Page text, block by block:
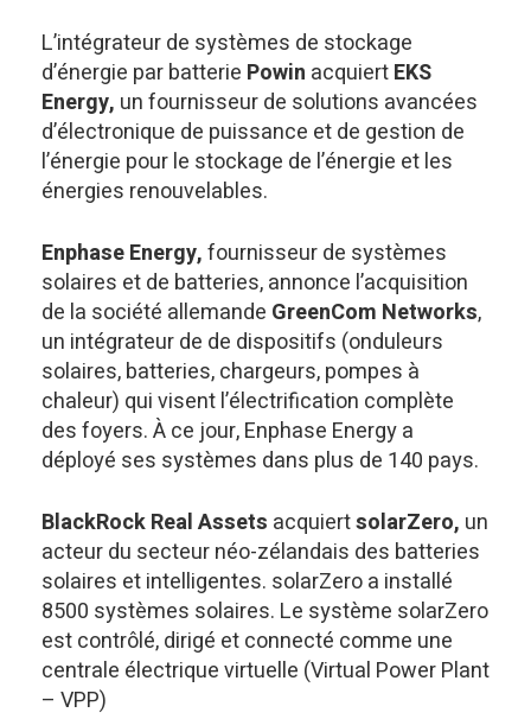
L’intégrateur de systèmes de stockage
d’énergie par batterie Powin acquiertEKS
Energy, un fournisseur de solutions avancées
d’électronique de puissance et de gestion de
l’énergie pour le stockage de l’énergie et les
énergies renouvelables.
Enphase Energy,fournisseur de systèmes
solaires et de batteries, annonce l’acquisition
de la société allemande GreenCom Networks,
un intégrateur de de dispositifs (onduleurs
solaires, batteries, chargeurs, pompes à
chaleur) qui visent l’électrification complète
des foyers. À ce jour, Enphase Energy a
déployé ses systèmes dans plus de 140 pays.
BlackRock Real Assets acquiertsolarZero, un
acteur du secteur néo-zélandais des batteries
solaires et intelligentes. solarZero a installé
8500 systèmes solaires. Le système solarZero
est contrôlé, dirigé et connecté comme une
centrale électrique virtuelle (Virtual Power Plant
– VPP)